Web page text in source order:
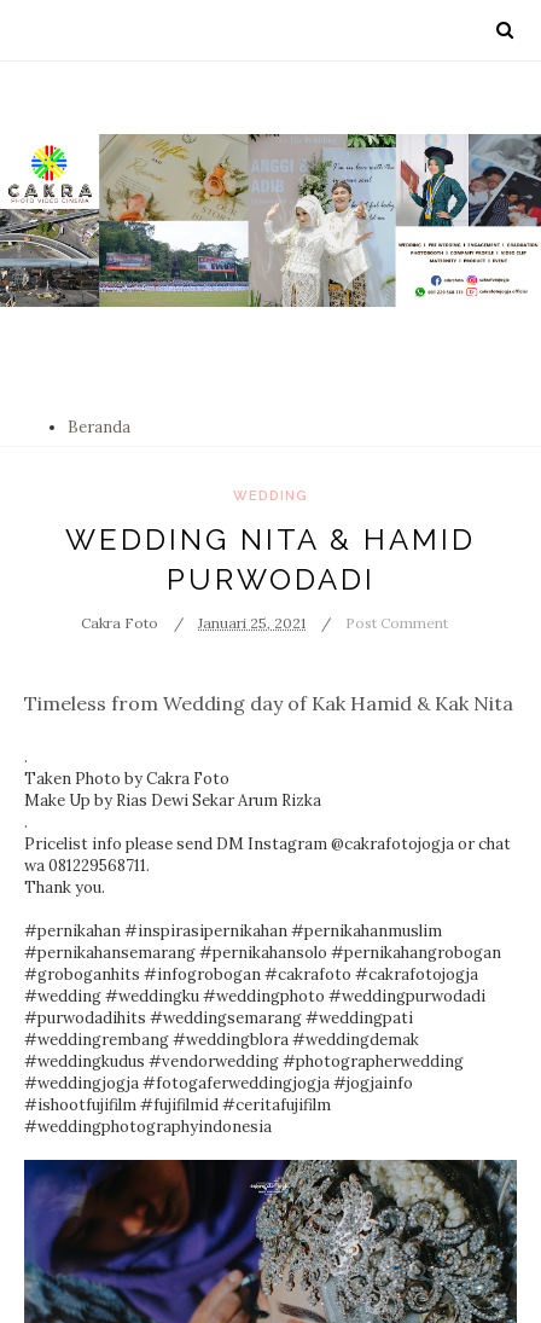
Beranda
WEDDING
WEDDING NITA & HAMID
PURWODADI
Cakra Foto Januari 25, 2021 Post Comment
Timeless from Wedding day of Kak Hamid & Kak Nita
.
Taken Photo byCakra Foto
Make Up by Rias Dewi Sekar Arum Rizka
.
Pricelist info please send DM Instagram @cakrafotojogja or chat
wa 081229568711.
Thank you.
#pernikahan#inspirasipernikahan#pernikahanmuslim
#pernikahansemarang#pernikahansolo #pernikahangrobogan
#groboganhits #infogrobogan#cakrafoto #cakrafotojogja
#wedding#weddingku#weddingphoto #weddingpurwodadi
#purwodadihits #weddingsemarang#weddingpati
#weddingrembang#weddingblora#weddingdemak
#weddingkudus #vendorwedding#photographerwedding
#weddingjogja#fotogaferweddingjogja#jogjainfo
#ishootfujifilm#fujifilmid#ceritafujifilm
#weddingphotographyindonesia